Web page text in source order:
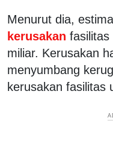
Menurut dia,
kerusakan fasilitas
miliar. Kerusakan
menyumbang
kerusakan fasilitas